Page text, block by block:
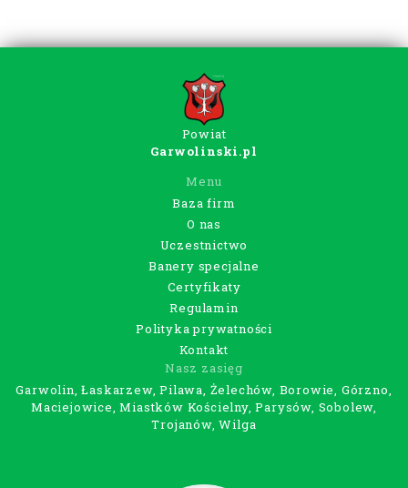
Powiat
Garwolinski.pl
Menu
Baza firm
O nas
Uczestnictwo
Banery specjalne
Certyfikaty
Regulamin
Polityka prywatności
Kontakt
Nasz zasięg
Garwolin, Łaskarzew, Pilawa, Żelechów, Borowie, Górzno,
Maciejowice, Miastków Kościelny, Parysów, Sobolew,
Trojanów, Wilga